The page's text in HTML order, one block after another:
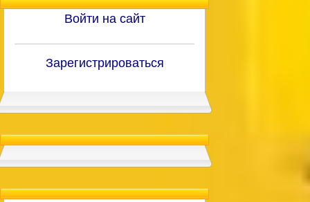
Войти на сайт
Зарегистрироваться